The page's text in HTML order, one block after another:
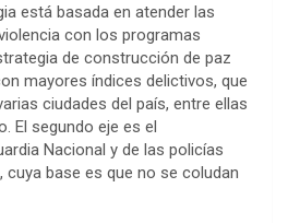
está basada en atender las
con los programas
de construcción de paz
mayores índices delictivos, que
ciudades del país, entre ellas
El segundo eje es el
Nacional y de las policías
base es que no se coludan